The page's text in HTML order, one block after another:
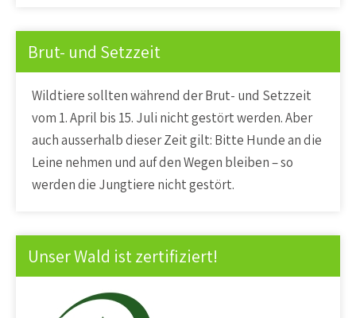
Brut- und Setzzeit
Wildtiere sollten während der Brut- und Setzzeit
vom 1. April bis 15. Juli nicht gestört werden. Aber
auch ausserhalb dieser Zeit gilt: Bitte Hunde an die
Leine nehmen und auf den Wegen bleiben – so
werden die Jungtiere nicht gestört.
Unser Wald ist zertifiziert!